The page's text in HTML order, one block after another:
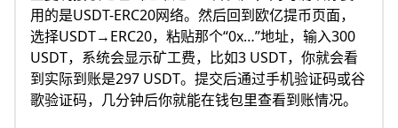
用的是USDT-ERC20网络。然后回到欧亿提币页面，
选择USDT→ERC20，粘贴那个“0x…”地址，输入300
USDT，系统会显示矿工费，比如3 USDT，你就会看
到实际到账是297 USDT。提交后通过手机验证码或谷
歌验证码，几分钟后你就能在钱包里查看到账情况。